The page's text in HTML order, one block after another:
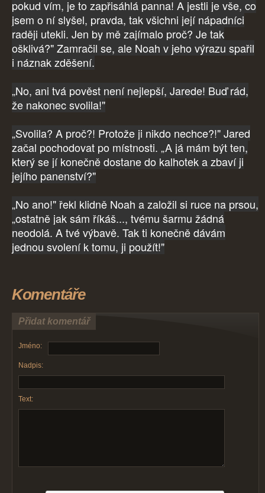
pokud vím, je to zapřisáhlá panna! A jestli je vše, co
jsem o ní slyšel, pravda, tak všichni její nápadníci
raději utekli. Jen by mě zajímalo proč? Je tak
ošklivá?" Zamračil se, ale Noah v jeho výrazu spařil
i náznak zděšení.
„No, ani tvá pověst není nejlepší, Jarede! Buď rád,
že nakonec svolila!"
„Svolila? A proč?! Protože ji nikdo nechce?!" Jared
začal pochodovat po místnosti. „A já mám být ten,
který se jí konečně dostane do kalhotek a zbaví ji
jejího panenství?"
„No ano!" řekl klidně Noah a založil si ruce na prsou,
„ostatně jak sám říkáš..., tvému šarmu žádná
neodolá. A tvé výbavě. Tak ti konečně dávám
jednou svolení k tomu, ji použít!"
Komentáře
Přidat komentář
Jméno:
Nadpis:
Text: